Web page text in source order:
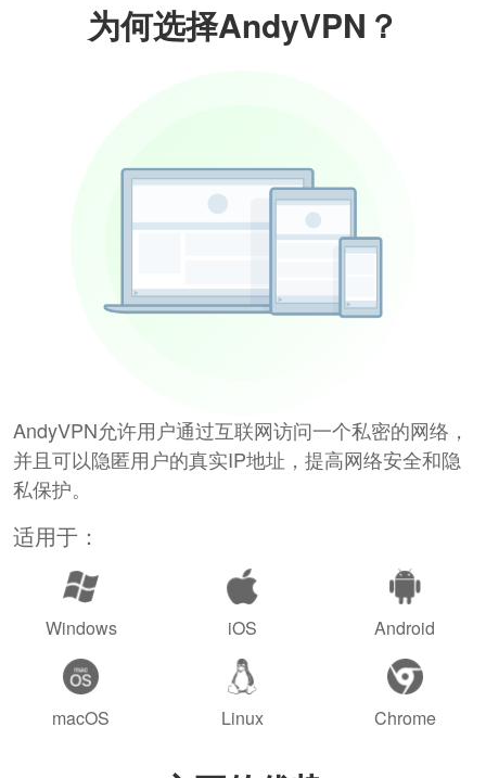
为何选择AndyVPN？
AndyVPN允许用户通过互联网访问一个私密的网络，
并且可以隐匿用户的真实IP地址，提高网络安全和隐
私保护。
适用于：
Windows iOS Android
macOS Linux Chrome